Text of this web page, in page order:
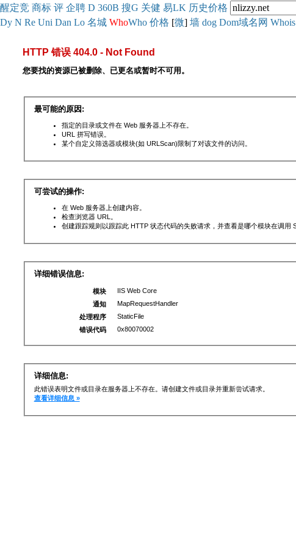
醒定竞 商标 评 企聘 D 360B 搜G 关健 易LK 历史价格
Dy N Re Uni Dan Lo 名城 WhoWho 价格 [微] 墙 dog Dom域名网 Whois